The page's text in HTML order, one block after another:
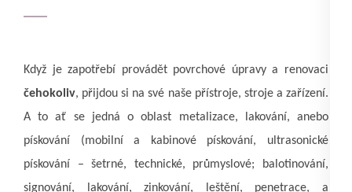
Když je zapotřebí provádět povrchové úpravy a renovaci
čehokoliv, přijdou si na své naše přístroje, stroje a zařízení.
A to ať se jedná o oblast metalizace, lakování, anebo
pískování (mobilní a kabinové pískování, ultrasonické
pískování – šetrné, technické, průmyslové; balotinování,
signování, lakování, zinkování, leštění, penetrace, a